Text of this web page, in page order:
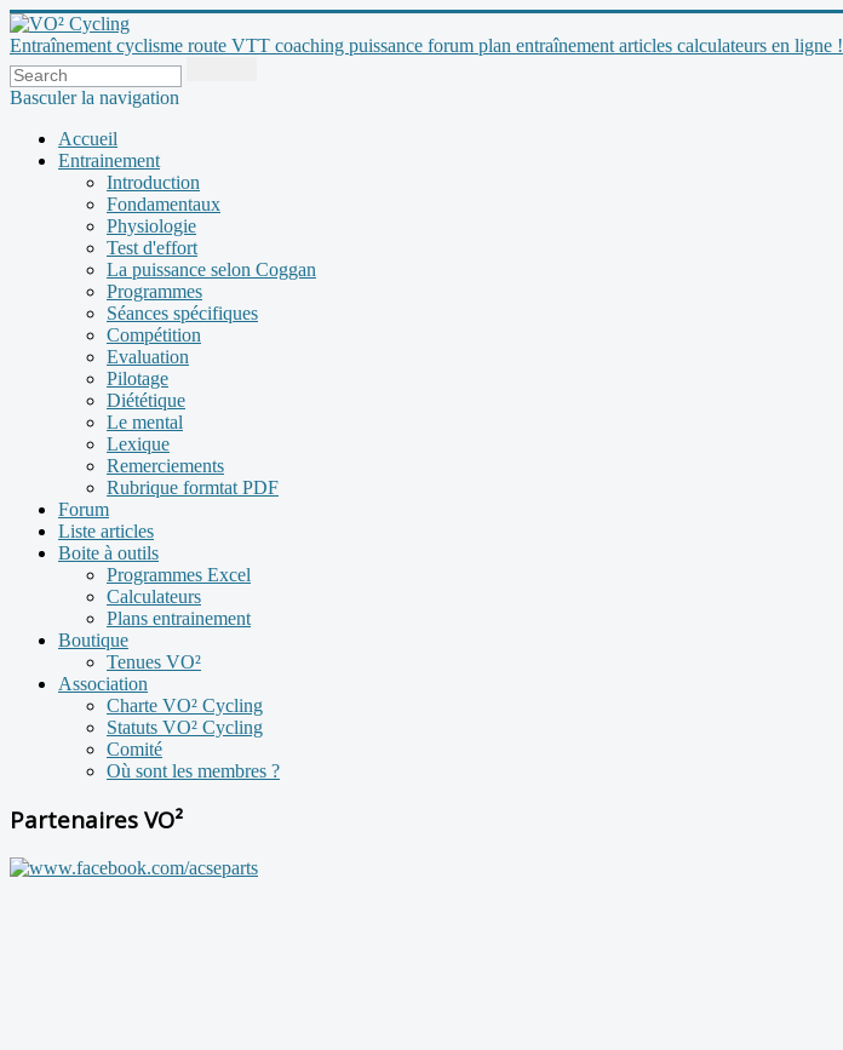
Entraînement cyclisme route VTT coaching puissance forum plan entraînement articles calculateurs en ligne !
Basculer la navigation
Accueil
Entrainement
Introduction
Fondamentaux
Physiologie
Test d'effort
La puissance selon Coggan
Programmes
Séances spécifiques
Compétition
Evaluation
Pilotage
Diététique
Le mental
Lexique
Remerciements
Rubrique formtat PDF
Forum
Liste articles
Boite à outils
Programmes Excel
Calculateurs
Plans entrainement
Boutique
Tenues VO²
Association
Charte VO² Cycling
Statuts VO² Cycling
Comité
Où sont les membres ?
Partenaires VO²